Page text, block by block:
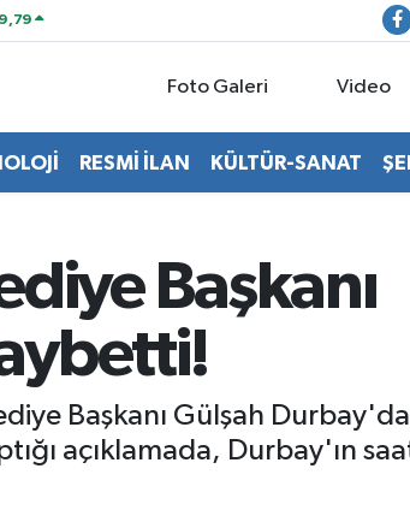
Foto Galeri Video
RESMİ İLAN KÜLTÜR-SANAT
Başkanı
Başkanı Gülşah
açıklamada, Durbay'ın